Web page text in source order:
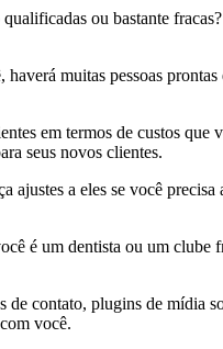
ou bastante
muitas pessoas
em termos de custos que
seus novos clientes.
ajustes a eles se você
é um dentista ou um clube
contato, plugins de mídia
você.